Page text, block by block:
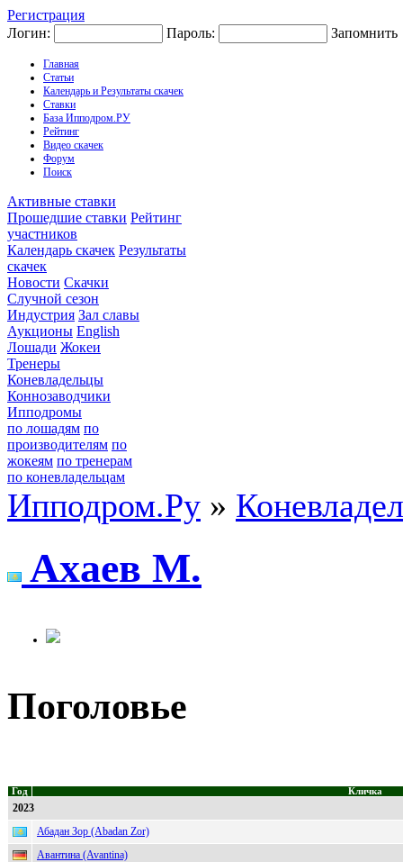
Регистрация
Логин:
Пароль: Запомнить
Главная
Статьи
Календарь и Результаты скачек
Ставки
База Ипподром.РУ
Рейтинг
Видео скачек
Форум
Поиск
Активные ставки
Прошедшие ставки Рейтинг
участников
Календарь скачек Результаты
скачек
Новости Скачки
Случной сезон
Индустрия Зал славы
Аукционы English
Лошади Жокеи
Тренеры
Коневладельцы
Коннозаводчики
Ипподромы
по лошадям по
производителям по
жокеям по тренерам
по коневладельцам
Ипподром.Ру »
Axаeв M.
Поголовье
Год Кличка
2023
Абадан Зор (Abadan Zor)
Авантина (Avantina)